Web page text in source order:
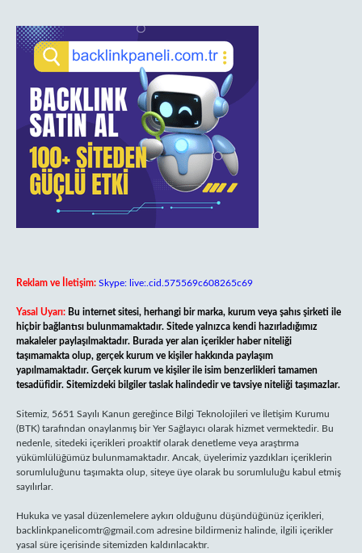
Reklam ve İletişim: Skype: live:.cid.575569c608265c69
Yasal Uyarı: Bu internet sitesi, herhangi bir marka, kurum veya şahıs şirketi ile
hiçbir bağlantısı bulunmamaktadır. Sitede yalnızca kendi hazırladığımız
makaleler paylaşılmaktadır. Burada yer alan içerikler haber niteliği
taşımamakta olup, gerçek kurum ve kişiler hakkında paylaşım
yapılmamaktadır. Gerçek kurum ve kişiler ile isim benzerlikleri tamamen
tesadüfidir. Sitemizdeki bilgiler taslak halindedir ve tavsiye niteliği taşımazlar.
Sitemiz, 5651 Sayılı Kanun gereğince Bilgi Teknolojileri ve İletişim Kurumu
(BTK) tarafından onaylanmış bir Yer Sağlayıcı olarak hizmet vermektedir. Bu
nedenle, sitedeki içerikleri proaktif olarak denetleme veya araştırma
yükümlülüğümüz bulunmamaktadır. Ancak, üyelerimiz yazdıkları içeriklerin
sorumluluğunu taşımakta olup, siteye üye olarak bu sorumluluğu kabul etmiş
sayılırlar.
Hukuka ve yasal düzenlemelere aykırı olduğunu düşündüğünüz içerikleri,
backlinkpanelicomtr@gmail.com adresine bildirmeniz halinde, ilgili içerikler
yasal süre içerisinde sitemizden kaldırılacaktır.